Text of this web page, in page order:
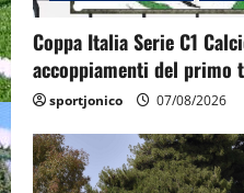
Coppa Italia Serie C1
accoppiamenti del primo
sportjonico 07/08/2026